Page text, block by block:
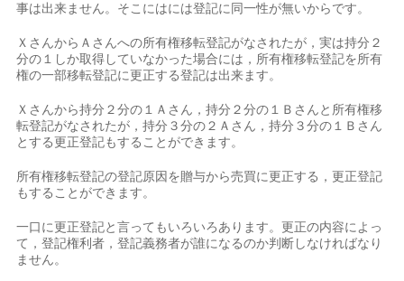
事は出来ません。そこにはには登記に同一性が無いからです。
ＸさんからＡさんへの所有権移転登記がなされたが，実は持分２
分の１しか取得していなかった場合には，所有権移転登記を所有
権の一部移転登記に更正する登記は出来ます。
Ｘさんから持分２分の１Ａさん，持分２分の１Ｂさんと所有権移
転登記がなされたが，持分３分の２Ａさん，持分３分の１Ｂさん
とする更正登記もすることができます。
所有権移転登記の登記原因を贈与から売買に更正する，更正登記
もすることができます。
一口に更正登記と言ってもいろいろあります。更正の内容によっ
て，登記権利者，登記義務者が誰になるのか判断しなければなり
ません。